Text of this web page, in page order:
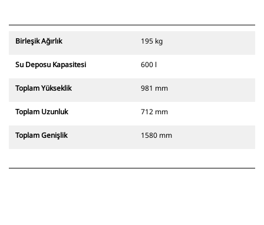
Birleşik Ağırlık 195 kg
Su Deposu Kapasitesi 600 l
Toplam Yükseklik 981 mm
Toplam Uzunluk 712 mm
Toplam Genişlik 1580 mm